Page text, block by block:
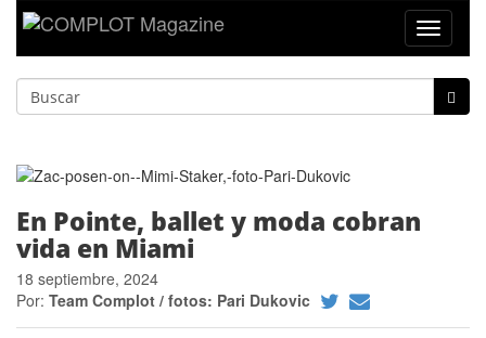
Toggle
En Pointe, ballet y moda cobran
vida en Miami
18 septiembre, 2024
Por: Team Complot / fotos: Pari Dukovic